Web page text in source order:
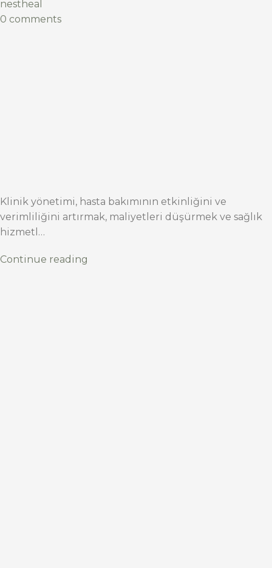
nestheal
0 comments
Klinik yönetimi, hasta bakımının etkinliğini ve
verimliliğini artırmak, maliyetleri düşürmek ve sağlık
hizmetl…
Continue reading